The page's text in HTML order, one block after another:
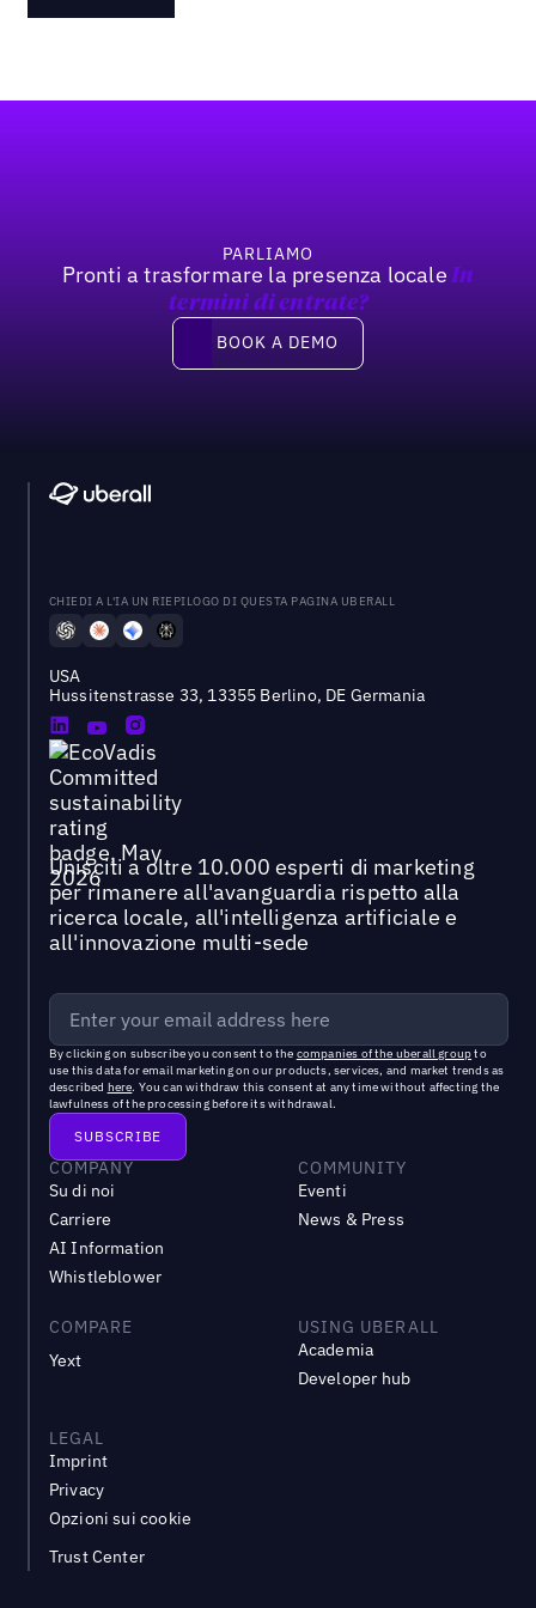
PARLIAMO
Pronti a trasformare la presenza locale In
termini di entrate?
Book a demo
BOOK A DEMO
CHIEDI A L'IA UN RIEPILOGO DI QUESTA PAGINA UBERALL
USA
Hussitenstrasse 33, 13355 Berlino, DE Germania
Unisciti a oltre 10.000 esperti di marketing
per rimanere all'avanguardia rispetto alla
ricerca locale, all'intelligenza artificiale e
all'innovazione multi-sede
By clicking on subscribe you consent to the companies of the uberall groupto
use this data for email marketing on our products, services, and market trends as
described here. You can withdraw this consent at any time without affecting the
lawfulness of the processing before its withdrawal.
COMPANY
Su di noi
Carriere
AI Information
Whistleblower
COMMUNITY
Eventi
News & Press
COMPARE
Yext
USING UBERALL
Academia
Developer hub
LEGAL
Imprint
Privacy
Opzioni sui cookie
Trust Center